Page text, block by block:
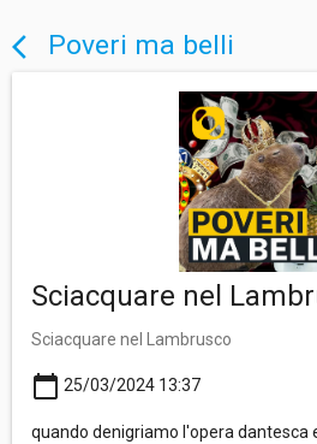
arrow_back_ios Poveri ma belli
Sciacquare nel
Sciacquare nel Lambrusco
calendar_today 25/03/2024 13:37
quando denigriamo l'opera dantesca